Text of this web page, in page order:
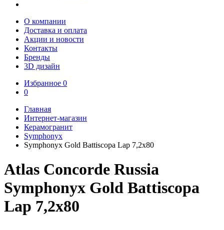
О компании
Доставка и оплата
Акции и новости
Контакты
Бренды
3D дизайн
Избранное 0
0
Главная
Интернет-магазин
Керамогранит
Symphonyx
Symphonyx Gold Battiscopa Lap 7,2x80
Atlas Concorde Russia
Symphonyx Gold Battiscopa
Lap 7,2x80